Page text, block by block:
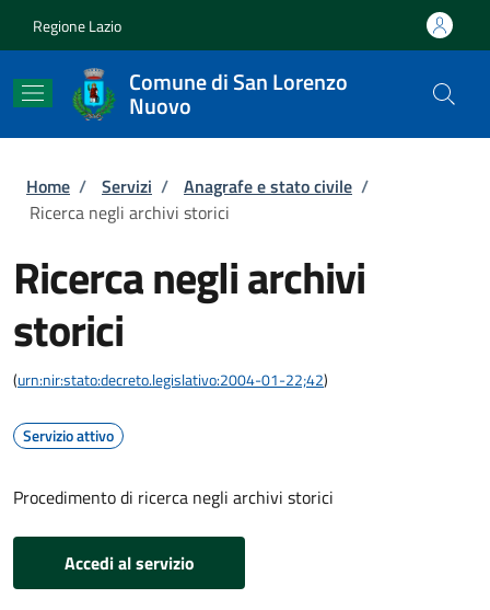
Regione Lazio
Comune di San Lorenzo
Nuovo
Briciole di pane
Home / Servizi / Anagrafe e stato civile /
Ricerca negli archivi storici
Ricerca negli archivi
storici
(urn:nir:stato:decreto.legislativo:2004-01-22;42)
Servizio attivo
Procedimento di ricerca negli archivi storici
Accedi al servizio